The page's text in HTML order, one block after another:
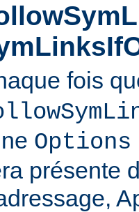
fois
Options
présente